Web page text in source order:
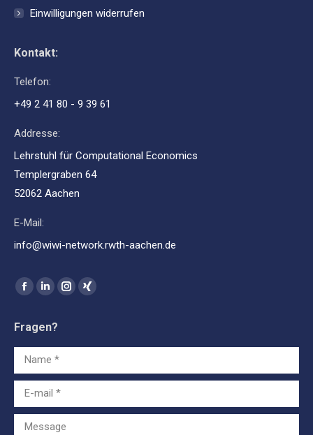
Einwilligungen widerrufen
Kontakt:
Telefon:
+49 2 41 80 - 9 39 61
Addresse:
Lehrstuhl für Computational Economics
Templergraben 64
52062 Aachen
E-Mail:
info@wiwi-network.rwth-aachen.de
Find us on:
Facebook
opens
in
new
Linkedin
opens
in
new
Instagram
in
XING
in
Fragen?
Name *
E-mail *
Message